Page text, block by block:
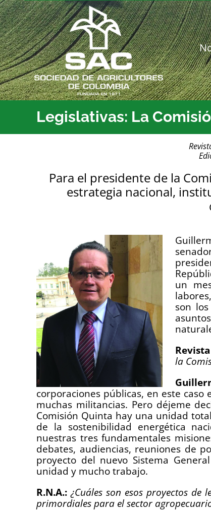
Saltar
al
contenido
Legislativas: La
Para el presidente de la
estrategia nacional,
un
son
la
corporaciones públicas, en este caso
muchas militancias. Pero déjeme
Comisión Quinta hay una unidad
de la sostenibilidad energética
nuestras tres fundamentales
debates, audiencias, reuniones de
proyecto del nuevo Sistema
unidad y mucho trabajo.
R.N.A.: ¿Cuáles son esos proyectos
primordiales para el sector